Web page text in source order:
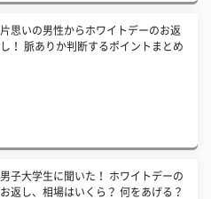
片思いの男性からホワイトデーのお返
し！ 脈ありか判断するポイントまとめ
男子大学生に聞いた！ ホワイトデーの
お返し、相場はいくら？ 何をあげる？